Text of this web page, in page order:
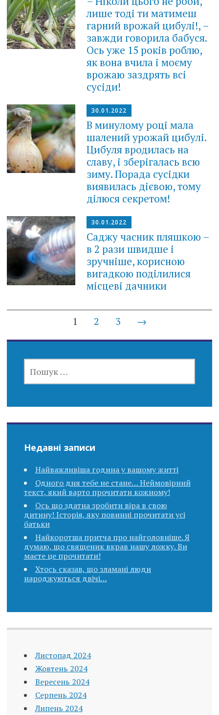
лише тоді ти матимеш
гарний врожай цибулі!, –
завжди говорила бабуся.
Оcь уже 15 років роблю,
як вона вчила і моєму
врожаю зaздpять всі
сусіди!
30.01.2022
В минулому році мала
шалений урожай цибулі.
Цибуля вродилась на
славу, і зберігалась всю
зиму. Порада сусідки
виявилась дієвою, тому
ділюся секретом!
30.01.2022
Саджу часник пляшкою –
в 2 рази швидше і
зручніше, корисною
вигадкою поділилися
місцеві дачники
navigation
1 2 3 →
Недавні записи
Найважливіша година у вашому житті
Одного дня тебе не стане… Неймовірний
текст, який варто прочитати кожному!
Ось що здатна зробити віра в свою
дитину! Історія, яку повинні прочитати усі
батьки
Найкоротша притча про найголовніше. Я
думаю, що священик вкpав нашу ложку. Ви
маєте це прочитати!
Хтось сказав, що зламані люди
народжуються двічі…
Листопад 2024
Жовтень 2024
Вересень 2024
Серпень 2024
Липень 2024